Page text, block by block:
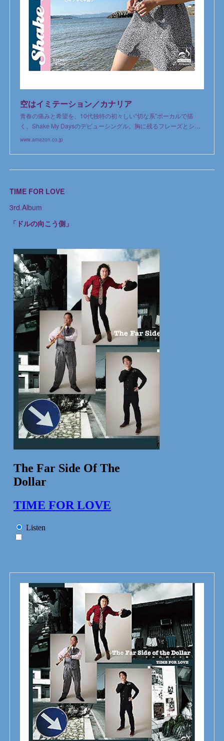
空はイミテーション／カナリア
青春の痛みと希望を、10代独特の初々しい“切な系”ボーカルで描
く、Shake My Daysのデビューシングル。胸に残るフレーズとシ…
www.amazon.co.jp
TIME FOR LOVE
3rd.Album
「ドルの向こう側」